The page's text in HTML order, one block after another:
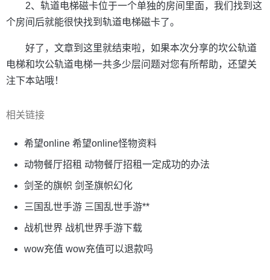
2、轨道电梯磁卡位于一个单独的房间里面，我们找到这
个房间后就能很快找到轨道电梯磁卡了。
好了，文章到这里就结束啦，如果本次分享的坎公轨道
电梯和坎公轨道电梯一共多少层问题对您有所帮助，还望关
注下本站哦！
相关链接
希望online 希望online怪物资料
动物餐厅招租 动物餐厅招租一定成功的办法
剑圣的旗帜 剑圣旗帜幻化
三国乱世手游 三国乱世手游**
战机世界 战机世界手游下载
wow充值 wow充值可以退款吗